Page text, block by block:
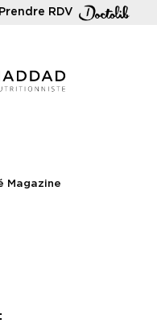
Prendre RDV
Magazine